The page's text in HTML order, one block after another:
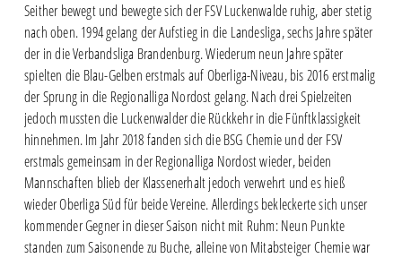
Seither bewegt und bewegte sich der FSV Luckenwalde ruhig, aber stetig
nach oben. 1994 gelang der Aufstieg in die Landesliga, sechs Jahre später
der in die Verbandsliga Brandenburg. Wiederum neun Jahre später
spielten die Blau-Gelben erstmals auf Oberliga-Niveau, bis 2016 erstmalig
der Sprung in die Regionalliga Nordost gelang. Nach drei Spielzeiten
jedoch mussten die Luckenwalder die Rückkehr in die Fünftklassigkeit
hinnehmen. Im Jahr 2018 fanden sich die BSG Chemie und der FSV
erstmals gemeinsam in der Regionalliga Nordost wieder, beiden
Mannschaften blieb der Klassenerhalt jedoch verwehrt und es hieß
wieder Oberliga Süd für beide Vereine. Allerdings bekleckerte sich unser
kommender Gegner in dieser Saison nicht mit Ruhm: Neun Punkte
standen zum Saisonende zu Buche, alleine von Mitabsteiger Chemie war